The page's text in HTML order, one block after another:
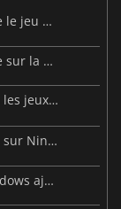
Assassin's Creed Shadows : Ubisoft adapte le jeu à la Nintendo Switch 2
Assassin’s Creed Shadows : vers une sortie sur la Switch 2 ?
Assassin's Creed Shadows se classe parmi les jeux les plus vendus en Europe en 2025
Assassin's Creed Shadows pourrait arriver sur Nintendo Switch 2
La mise à jour 1.06 d'Assassin's Creed Shadows ajoute le mode Cauchemar